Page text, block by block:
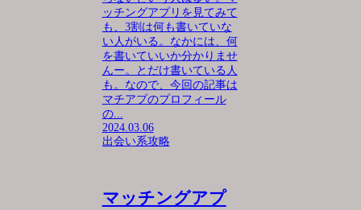
ッチングアプリを見てみて
も、3割は何も書いていな
い人がいる。なかには、何
を書いていいか分かりませ
んー。とだけ書いている人
も。なので、今回の記事は
マチアプのプロフィール
の...
2024.03.06
出会い系攻略
マッチングアプ